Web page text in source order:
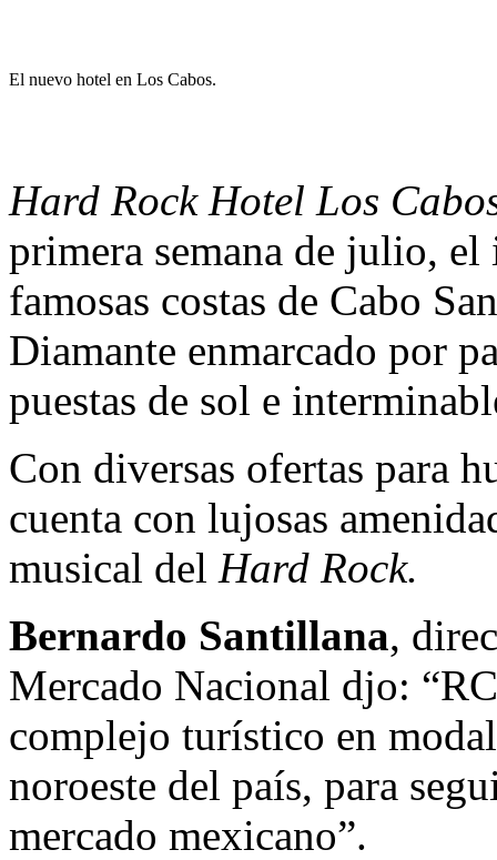
El nuevo hotel en Los Cabos.
Hard Rock Hotel Los
primera semana de julio, el
famosas costas de Cabo
Diamante enmarcado por
puestas de sol e
Con diversas ofertas para
cuenta con lujosas
musical del Hard Rock.
Bernardo Santillana,
Mercado Nacional djo:
complejo turístico en
noroeste del país, para
mercado mexicano”.